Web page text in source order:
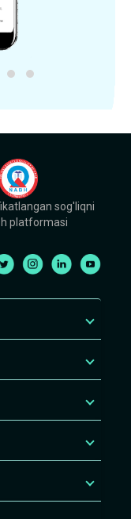
sog'liqni
platformasi